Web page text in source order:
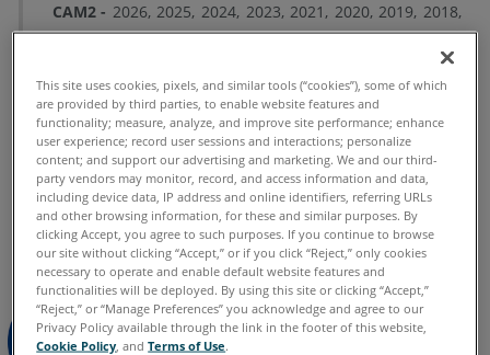
Preparar
Solución
de
problemas
CAM2 2026 2025 2024 2023 2021 2020 2019 2018
Measure 10 SmartInspect Measure Q
Alemán Chino Español Francés Inglés Japonés
Portugués
This site uses cookies, pixels, and similar tools (“cookies”), some of which
are provided by third parties, to enable website features and
functionality; measure, analyze, and improve site performance; enhance
user experience; record user sessions and interactions; personalize
content; and support our advertising and marketing. We and our third-
party vendors may monitor, record, and access information and data,
including device data, IP address and online identifiers, referring URLs
and other browsing information, for these and similar purposes. By
clicking Accept, you agree to such purposes. If you continue to browse
our site without clicking “Accept,” or if you click “Reject,” only cookies
necessary to operate and enable default website features and
functionalities will be deployed. By using this site or clicking “Accept,”
“Reject,” or “Manage Preferences” you acknowledge and agree to our
Privacy Policy available through the link in the footer of this website,
Cookie Policy , andTerms of Use.